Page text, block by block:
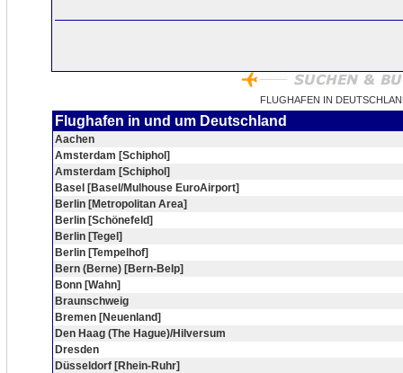
FLUGHAFEN IN
Flughafen in und um Deutschland
Aachen
Amsterdam [Schiphol]
Amsterdam [Schiphol]
Basel [Basel/Mulhouse EuroAirport]
Berlin [Metropolitan Area]
Berlin [Schönefeld]
Berlin [Tegel]
Berlin [Tempelhof]
Bern (Berne) [Bern-Belp]
Bonn [Wahn]
Braunschweig
Bremen [Neuenland]
Den Haag (The Hague)/Hilversum
Dresden
Düsseldorf [Rhein-Ruhr]